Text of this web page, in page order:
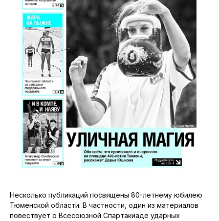
Несколько публикаций посвящены 80-летнему юбилею
Тюменской области. В частности, один из материалов
повествует о Всесоюзной Спартакиаде ударных